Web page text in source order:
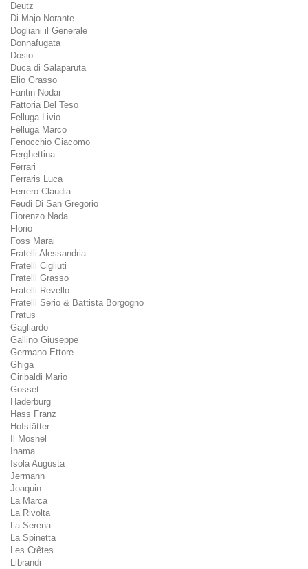
Deutz
Di Majo Norante
Dogliani il Generale
Donnafugata
Dosio
Duca di Salaparuta
Elio Grasso
Fantin Nodar
Fattoria Del Teso
Felluga Livio
Felluga Marco
Fenocchio Giacomo
Ferghettina
Ferrari
Ferraris Luca
Ferrero Claudia
Feudi Di San Gregorio
Fiorenzo Nada
Florio
Foss Marai
Fratelli Alessandria
Fratelli Cigliuti
Fratelli Grasso
Fratelli Revello
Fratelli Serio & Battista Borgogno
Fratus
Gagliardo
Gallino Giuseppe
Germano Ettore
Ghiga
Giribaldi Mario
Gosset
Haderburg
Hass Franz
Hofstätter
Il Mosnel
Inama
Isola Augusta
Jermann
Joaquin
La Marca
La Rivolta
La Serena
La Spinetta
Les Crêtes
Librandi